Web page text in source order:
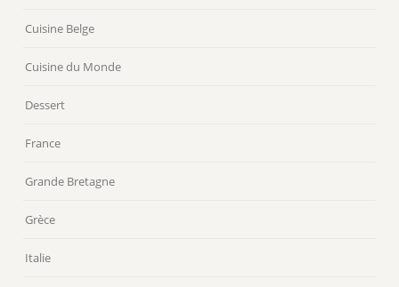
Cuisine Belge
Cuisine du Monde
Dessert
France
Grande Bretagne
Grèce
Italie